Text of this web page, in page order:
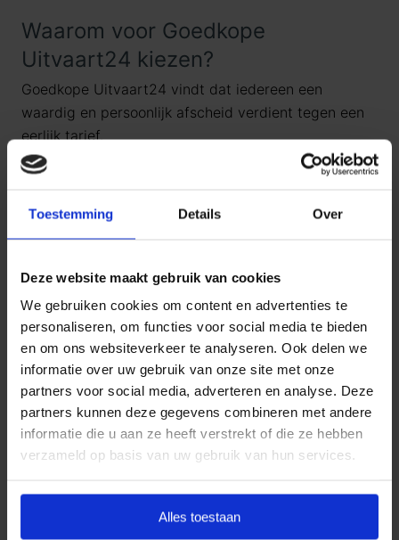
Toestemming Details Over
Deze website maakt gebruik van cookies
We gebruiken cookies om content en advertenties te
personaliseren, om functies voor social media te bieden
en om ons websiteverkeer te analyseren. Ook delen we
informatie over uw gebruik van onze site met onze
partners voor social media, adverteren en analyse. Deze
partners kunnen deze gegevens combineren met andere
informatie die u aan ze heeft verstrekt of die ze hebben
verzameld op basis van uw gebruik van hun services.
Alles toestaan
Waarom voor Goedkope
Uitvaart24 kiezen?
Goedkope Uitvaart24 vindt dat iedereen een
waardig en persoonlijk afscheid verdient tegen een
eerlijk tarief.
Daarom kiezen wij ervoor standaard te werken met
jarenlange ervaring bieden wij uitvaartpakketten die
aansluiten bij de meest voorkomende
en de daarbij behorende (eerlijke) prijzen. U betaalt
op deze manier alleen voor datgene wat u wilt
afnemen en wat past binnen uw budget. Indien u dit
wenst, kunt u deze pakketten uitbreiden.
Door met vaste uitvaartpakketten te werken, kan
Goedkope Uitvaart24 u een goed verzorgde en
waardige crematie in Bodegraven Reeuwijk tegen
een eerlijk tarief garanderen.
ontvangen? Goedkope Uitvaart24 is 24 uur per dag